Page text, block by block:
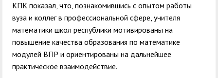
КПК показал, что, познакомившись с опытом работы
вуза и коллег в профессиональной сфере, учителя
математики школ республики мотивированы на
повышение качества образования по математике
модулей ВПР и ориентированы на дальнейшее
практическое взаимодействие.